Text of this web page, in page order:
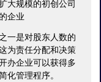
大规模的初创公司
企业
一是对股东人数的
为责任分配和决策
办企业可以获得多
化管理程序。